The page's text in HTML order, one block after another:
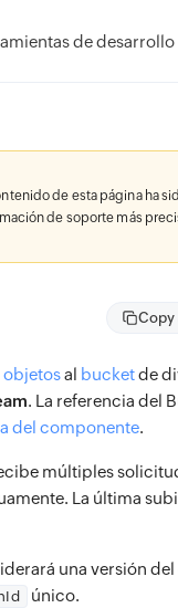
de desarrollo
de esta página ha
de soporte más
Copy
al bucketde
. La referencia del
del componente.
múltiples
La última
una versión
único.